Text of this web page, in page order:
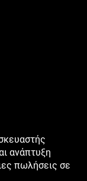
ανάπτυξη
πωλήσεις σε